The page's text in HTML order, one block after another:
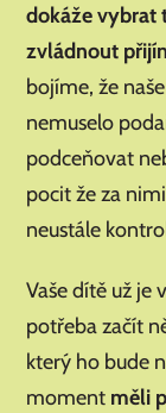
dokáže vybrat
zvládnout
bojíme, že
nemuselo
podceňovat
pocit že za
neustále
Vaše dítě už je
potřeba začít
který ho bude
moment měli